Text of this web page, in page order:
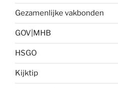
Gezamenlijke vakbonden
GOV|MHB
HSGO
Kijktip